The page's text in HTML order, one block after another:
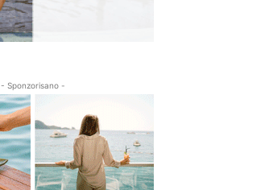
- Sponzorisano -